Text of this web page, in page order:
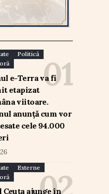
Politică
e-Terra va fi
etapizat
viitoare.
anunță cum vor
cele 94.000
Externe
Ceuta ajunge în